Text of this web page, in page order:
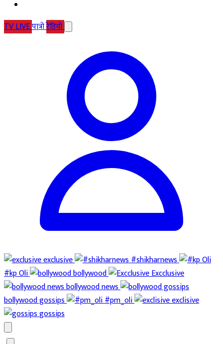
TVLIVEपात्रोरेडियो
exclusive
#shikharnews
#kp Oli
bollywood
Excclusive
bollywood news
bollywood gossips
#pm_oli
exclisive
gossips